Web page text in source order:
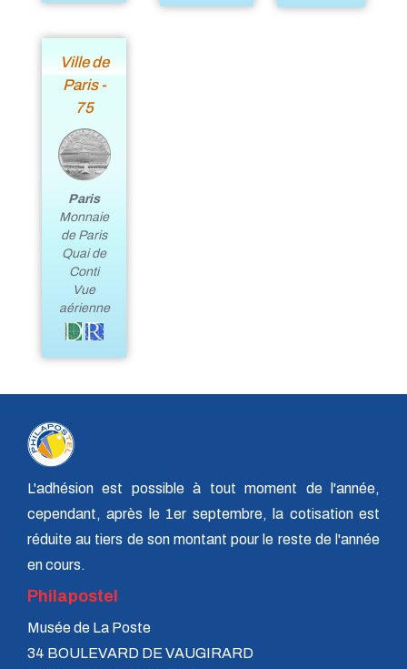
Ville de
Paris -
75
Paris
Monnaie
de Paris
Quai de
Conti
Vue
aérienne
L'adhésion est possible à tout moment de l'année,
cependant, après le 1er septembre, la cotisation est
réduite au tiers de son montant pour le reste de l'année
en cours.
Philapostel
Musée de La Poste
34 BOULEVARD DE VAUGIRARD